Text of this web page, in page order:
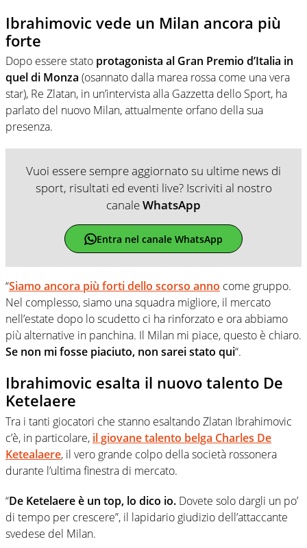
Ibrahimovic vede un Milan ancora più
forte
Dopo essere stato protagonista al Gran Premio d’Italia in
quel di Monza (osannato dalla marea rossa come una vera
star), Re Zlatan, in un’intervista alla Gazzetta dello Sport, ha
parlato del nuovo Milan, attualmente orfano della sua
presenza.
Vuoi essere sempre aggiornato su ultime news di
sport, risultati ed eventi live? Iscriviti al nostro
canaleWhatsApp
Entra nel canale WhatsApp
“Siamo ancora più forti dello scorso anno come gruppo.
Nel complesso, siamo una squadra migliore, il mercato
nell’estate dopo lo scudetto ci ha rinforzato e ora abbiamo
più alternative in panchina. Il Milan mi piace, questo è chiaro.
Se non mi fosse piaciuto, non sarei stato qui“.
Ibrahimovic esalta il nuovo talento De
Ketelaere
Tra i tanti giocatori che stanno esaltando Zlatan Ibrahimovic
c’è, in particolare, il giovane talento belga Charles De
Ketealaere, il vero grande colpo della società rossonera
durante l’ultima finestra di mercato.
“De Ketelaere è un top, lo dico io. Dovete solo dargli un po’
di tempo per crescere”, il lapidario giudizio dell’attaccante
svedese del Milan.